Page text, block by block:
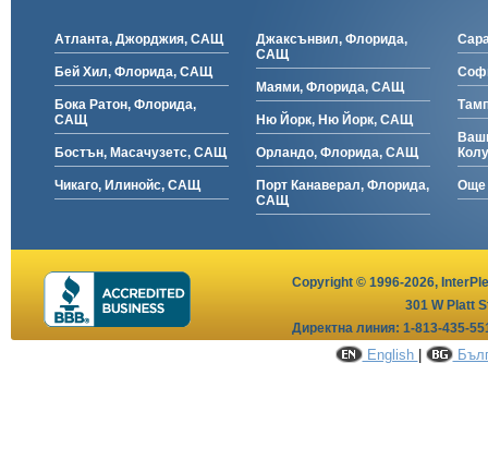
Атланта, Джорджия, САЩ
Бей Хил, Флорида, САЩ
Бока Ратон, Флорида,
САЩ
Бостън, Масачузетс, САЩ
Чикаго, Илинойс, САЩ
Джаксънвил, Флорида,
САЩ
Маями, Флорида, САЩ
Ню Йорк, Ню Йорк, САЩ
Орландо, Флорида, САЩ
Порт Канаверал, Флорида,
САЩ
Още
Copyright © 1996-2026,
301 W Platt
Директна линия: 1-813-435-
English